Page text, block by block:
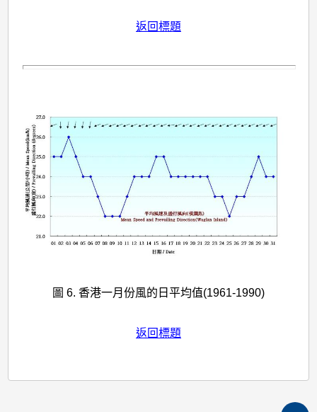
返回標題
圖 6. 香港一月份風的日平均值(1961-1990)
返回標題